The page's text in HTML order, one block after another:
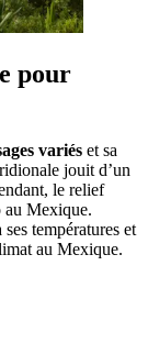
pour
variés et sa
jouit d’un
le relief
au Mexique.
températures et
au Mexique.